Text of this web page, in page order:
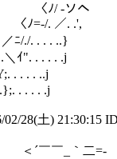
-ソヘ
=-/. ／. .',
/./. . . . ..}
". . . . . .j
. . . . ..j
. . . . .j
02/28(土) 21:30:15
,＜´￣